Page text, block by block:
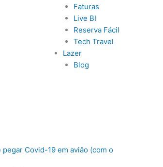
Faturas
Live BI
Reserva Fácil
Tech Travel
Lazer
Blog
Covid-19 em avião (com o